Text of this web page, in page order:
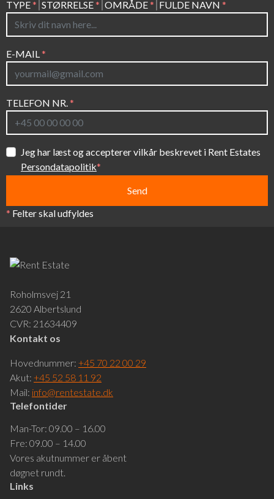
TYPE* STØRRELSE* OMRÅDE* FULDE NAVN *
E-MAIL *
TELEFON NR. *
Jeg har læst og accepterer vilkår beskrevet i Rent Estates
Persondatapolitik*
* Felter skal udfyldes
Roholmsvej 21
2620 Albertslund
CVR: 21634409
Kontakt os
Hovednummer: +45 70 22 00 29
Akut: +45 52 58 11 92
Mail: info@rentestate.dk
Telefontider
Man-Tor: 09.00 – 16.00
Fre: 09.00 – 14.00
Vores akutnummer er åbent
døgnet rundt.
Links